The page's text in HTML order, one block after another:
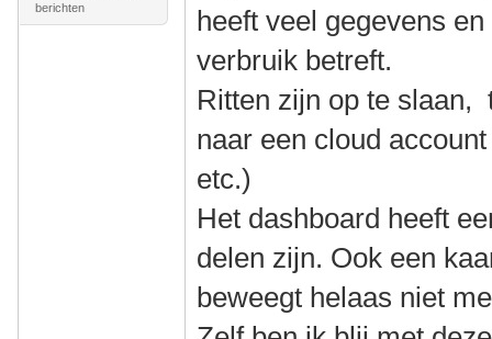
berichten
heeft veel gegevens
verbruik betreft.
Ritten zijn op te slaan,
naar een cloud
etc.)
Het dashboard heeft
delen zijn. Ook een
beweegt helaas niet